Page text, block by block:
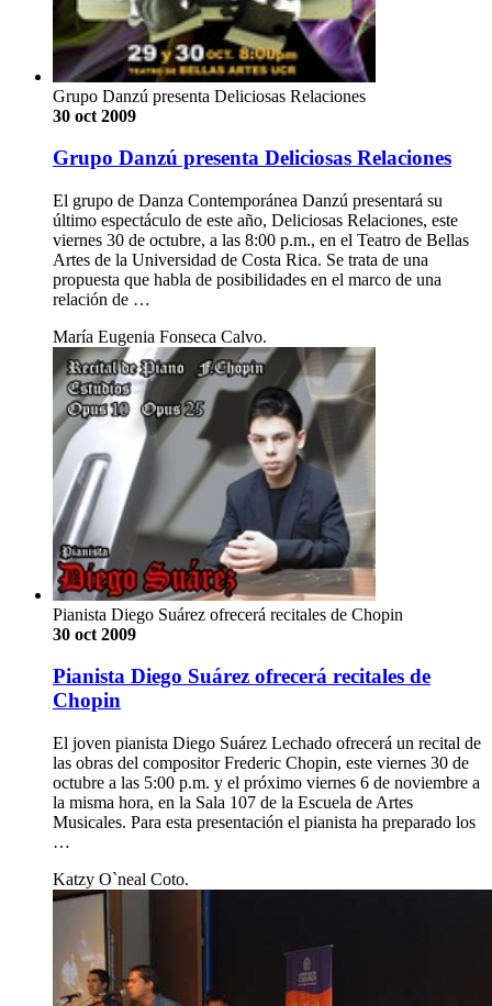
Grupo Danzú presenta Deliciosas Relaciones
30 oct 2009
Grupo Danzú presenta Deliciosas Relaciones
El grupo de Danza Contemporánea Danzú presentará su
último espectáculo de este año, Deliciosas Relaciones, este
viernes 30 de octubre, a las 8:00 p.m., en el Teatro de Bellas
Artes de la Universidad de Costa Rica. Se trata de una
propuesta que habla de posibilidades en el marco de una
relación de …
María Eugenia Fonseca Calvo.
Pianista Diego Suárez ofrecerá recitales de Chopin
30 oct 2009
Pianista Diego Suárez ofrecerá recitales de
Chopin
El joven pianista Diego Suárez Lechado ofrecerá un recital de
las obras del compositor Frederic Chopin, este viernes 30 de
octubre a las 5:00 p.m. y el próximo viernes 6 de noviembre a
la misma hora, en la Sala 107 de la Escuela de Artes
Musicales. Para esta presentación el pianista ha preparado los
…
Katzy O`neal Coto.